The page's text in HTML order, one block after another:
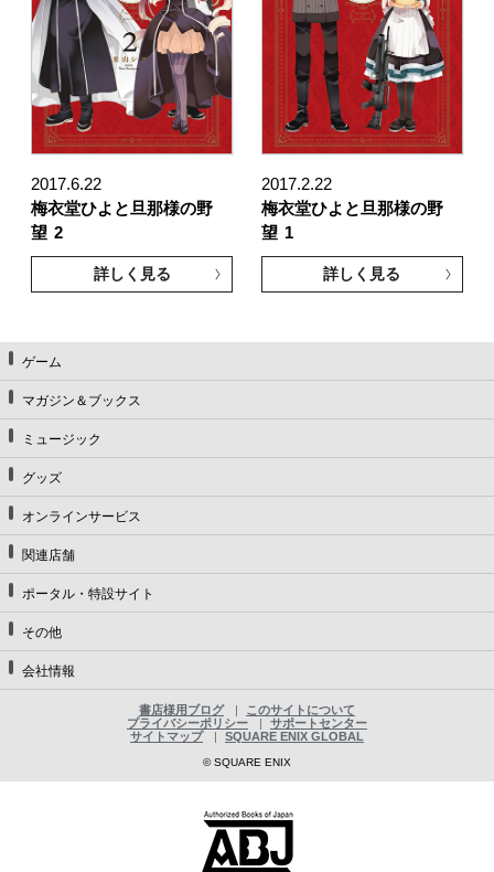
2017.6.22
梅衣堂ひよと旦那様の野
望 2
詳しく見る
2017.2.22
梅衣堂ひよと旦那様の野
望 1
詳しく見る
ゲーム
マガジン＆ブックス
ミュージック
グッズ
オンラインサービス
関連店舗
ポータル・特設サイト
その他
会社情報
書店様用ブログ
このサイトについて
プライバシーポリシー
サポートセンター
サイトマップ
SQUARE ENIX GLOBAL
© SQUARE ENIX